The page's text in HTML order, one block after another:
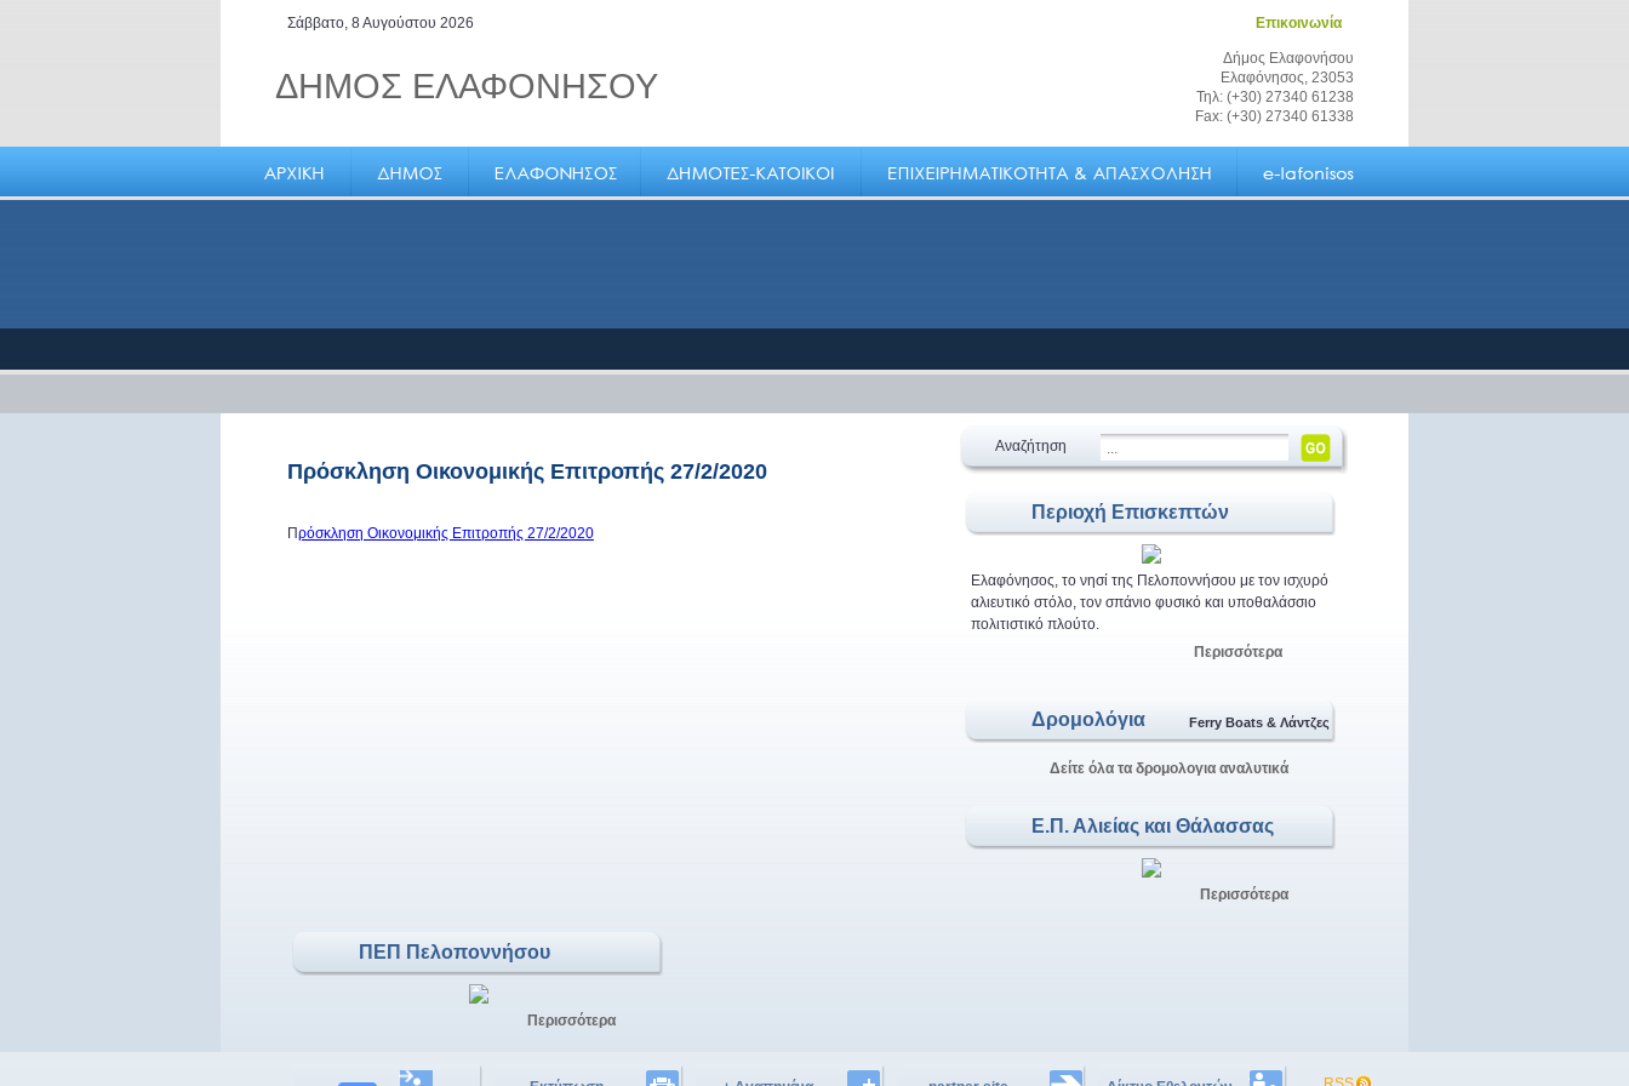
Σάββατο, 8 Αυγούστου 2026 Επικοινωνία
ΔΗΜΟΣ ΕΛΑΦΟΝΗΣΟΥ
Δήμος Ελαφονήσου
Ελαφόνησος, 23053
Τηλ: (+30) 27340 61238
Fax: (+30) 27340 61338
Πρόσκληση Οικονομικής Επιτροπής 27/2/2020
Πρόσκληση Οικονομικής Επιτροπής 27/2/2020
Αναζήτηση
Περιοχή Επισκεπτών
Ελαφόνησος, το νησί της Πελοποννήσου με τον ισχυρό
αλιευτικό στόλο, τον σπάνιο φυσικό και υποθαλάσσιο
πολιτιστικό πλούτο.
Περισσότερα
Δρομολόγια Ferry Boats & Λάντζες
Δείτε όλα τα δρομολογια αναλυτικά
Ε.Π. Αλιείας και Θάλασσας
Περισσότερα
ΠΕΠ Πελοποννήσου
Περισσότερα